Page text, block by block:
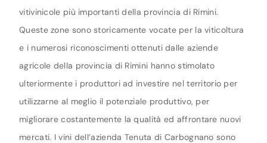
vitivinicole più importanti della provincia di Rimini.
Queste zone sono storicamente vocate per la viticoltura
e i numerosi riconoscimenti ottenuti dalle aziende
agricole della provincia di Rimini hanno stimolato
ulteriormente i produttori ad investire nel territorio per
utilizzarne al meglio il potenziale produttivo, per
migliorare costantemente la qualità ed affrontare nuovi
mercati. I vini dell’azienda Tenuta di Carbognano sono